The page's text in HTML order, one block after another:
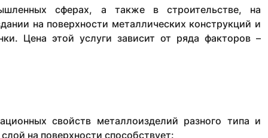
сферах, а также в строительстве, на
на поверхности металлических конструкций и
Цена этой услуги зависит от ряда факторов –
свойств металлоизделий разного типа и
на поверхности способствует: